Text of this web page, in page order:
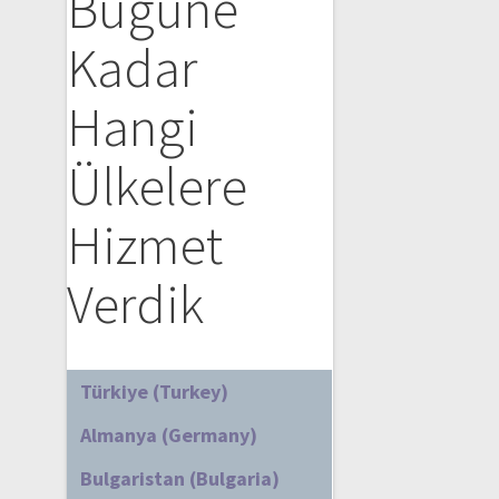
Kadar
Hangi
Ülkelere
Hizmet
Verdik
Türkiye (Turkey)
Almanya (Germany)
Bulgaristan (Bulgaria)